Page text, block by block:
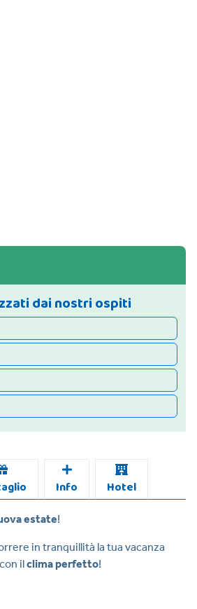
dai nostri ospiti
Info Hotel
estate!
in tranquillità la tua vacanza
ilclima perfetto!